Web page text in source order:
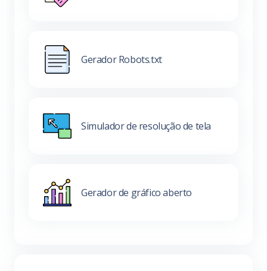
Gerador Robots.txt
Simulador de resolução de tela
Gerador de gráfico aberto